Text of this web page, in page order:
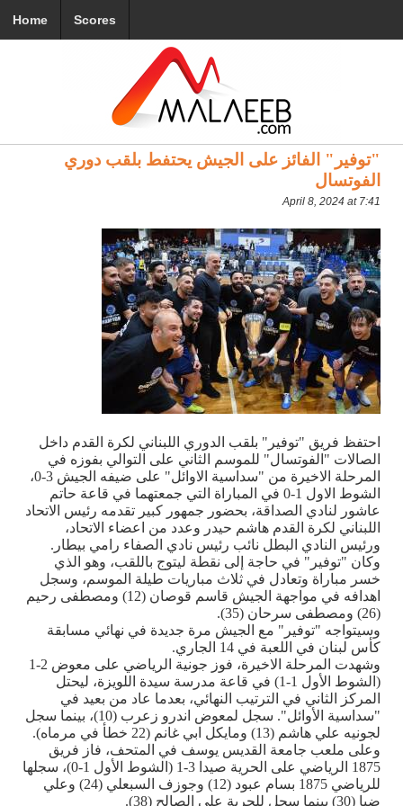
Home Scores
"توفير" الفائز على الجيش يحتفط بلقب دوري
الفوتسال
April 8, 2024 at 7:41
احتفظ فريق "توفير" بلقب الدوري اللبناني لكرة القدم داخل
الصالات "الفوتسال" للموسم الثاني على التوالي بفوزه في
المرحلة الاخيرة من "سداسية الاوائل" على ضيفه الجيش 3-0،
الشوط الاول 1-0 في المباراة التي جمعتهما في قاعة حاتم
عاشور لنادي الصداقة، بحضور جمهور كبير تقدمه رئيس الاتحاد
اللبناني لكرة القدم هاشم حيدر وعدد من اعضاء الاتحاد،
ورئيس النادي البطل نائب رئيس نادي الصفاء رامي بيطار.
وكان "توفير" في حاجة إلى نقطة ليتوج باللقب، وهو الذي
خسر مباراة وتعادل في ثلاث مباريات طيلة الموسم، وسجل
اهدافه في مواجهة الجيش قاسم قوصان (12) ومصطفى رحيم
(26) ومصطفى سرحان (35)
.
وسيتواجه "توفير" مع الجيش مرة جديدة في نهائي مسابقة
كأس لبنان في اللعبة في 14 الجاري.
وشهدت المرحلة الاخيرة، فوز جونية الرياضي على معوض 2-1
(الشوط الأول 1-1) في قاعة مدرسة سيدة اللويزة، ليحتل
المركز الثاني في الترتيب النهائي، بعدما عاد من بعيد في
"سداسية الأوائل". سجل لمعوض اندرو زعرب (10)، بينما سجل
لجونيه علي هاشم (13) ومايكل ابي غانم (22 خطأ في مرماه).
وعلى ملعب جامعة القديس يوسف في المتحف، فاز فريق
1875 الرياضي على الحرية صيدا 3-1 (الشوط الأول 1-0)، سجلها
للرياضي 1875 بسام عبود (12) وجوزف السبعلي (24) وعلي
ضيا (30) بينما سجل للحرية علي الصالح (38).